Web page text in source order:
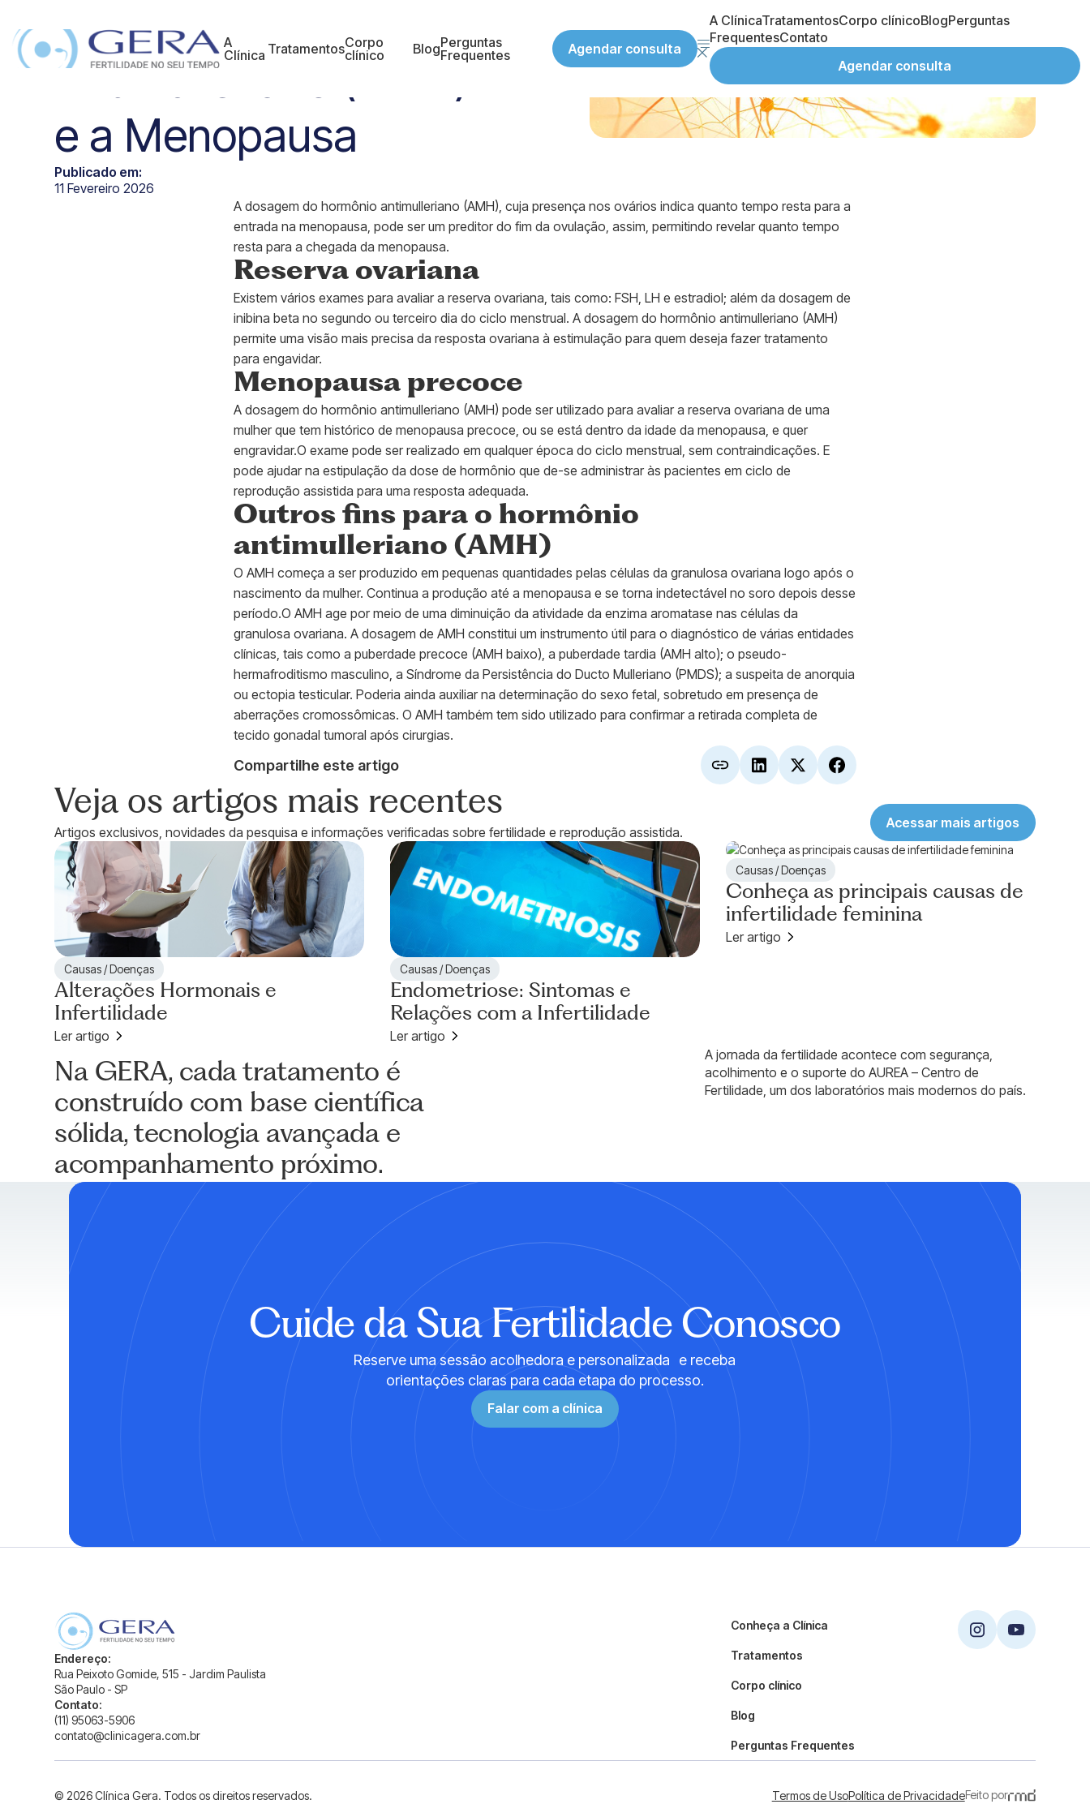
A
Clínica TratamentosCorpo
clínico
BlogPerguntas
Frequentes
Agendar consulta
A ClínicaTratamentosCorpo clínicoBlogPerguntas
FrequentesContato
Agendar consulta
Hormônio
Antimulleriano (AMH)
e a Menopausa
Publicado em:
11 Fevereiro 2026
A dosagem do hormônio antimulleriano (AMH), cuja presença nos ovários indica quanto tempo resta para a
entrada na menopausa, pode ser um preditor do fim da ovulação, assim, permitindo revelar quanto tempo
resta para a chegada da menopausa.
Reserva ovariana
Existem vários exames para avaliar a reserva ovariana, tais como: FSH, LH e estradiol; além da dosagem de
inibina beta no segundo ou terceiro dia do ciclo menstrual. A dosagem do hormônio antimulleriano (AMH)
permite uma visão mais precisa da resposta ovariana à estimulação para quem deseja fazer tratamento
para engavidar.
Menopausa precoce
A dosagem do hormônio antimulleriano (AMH) pode ser utilizado para avaliar a reserva ovariana de uma
mulher que tem histórico de menopausa precoce, ou se está dentro da idade da menopausa, e quer
engravidar.O exame pode ser realizado em qualquer época do ciclo menstrual, sem contraindicações. E
pode ajudar na estipulação da dose de hormônio que de-se administrar às pacientes em ciclo de
reprodução assistida para uma resposta adequada.
Outros fins para o hormônio
antimulleriano (AMH)
O AMH começa a ser produzido em pequenas quantidades pelas células da granulosa ovariana logo após o
nascimento da mulher. Continua a produção até a menopausa e se torna indetectável no soro depois desse
período.O AMH age por meio de uma diminuição da atividade da enzima aromatase nas células da
granulosa ovariana. A dosagem de AMH constitui um instrumento útil para o diagnóstico de várias entidades
clínicas, tais como a puberdade precoce (AMH baixo), a puberdade tardia (AMH alto); o pseudo-
hermafroditismo masculino, a Síndrome da Persistência do Ducto Mulleriano (PMDS); a suspeita de anorquia
ou ectopia testicular. Poderia ainda auxiliar na determinação do sexo fetal, sobretudo em presença de
aberrações cromossômicas. O AMH também tem sido utilizado para confirmar a retirada completa de
tecido gonadal tumoral após cirurgias.
Compartilhe este artigo
Veja os artigos mais recentes
Artigos exclusivos, novidades da pesquisa e informações verificadas sobre fertilidade e reprodução assistida.
Acessar mais artigos
Causas / Doenças
Alterações Hormonais e
Infertilidade
Ler artigo
Causas / Doenças
Endometriose: Sintomas e
Relações com a Infertilidade
Ler artigo
Causas / Doenças
Conheça as principais causas de
infertilidade feminina
Ler artigo
Na GERA, cada tratamento é
construído com base científica
sólida, tecnologia avançada e
acompanhamento próximo.
A jornada da fertilidade acontece com segurança,
acolhimento e o suporte do AUREA – Centro de
Fertilidade, um dos laboratórios mais modernos do país.
Cuide da Sua Fertilidade Conosco
Reserve uma sessão acolhedora e personalizada e receba
orientações claras para cada etapa do processo.
Falar com a clínica
Endereço:
Rua Peixoto Gomide, 515 - Jardim Paulista
São Paulo - SP
Contato:
(11) 95063-5906
contato@clinicagera.com.br
Conheça a Clínica
Tratamentos
Corpo clínico
Blog
Perguntas Frequentes
© 2026 Clínica Gera. Todos os direitos reservados. Termos de UsoPolítica de PrivacidadeFeito por